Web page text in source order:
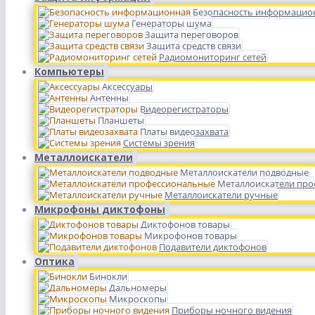
Безопасность
Генераторы шума
Защита переговоров
Защита средств связи
Радиомониторинг сетей
Компьютеры
Аксессуары
Антенны
Видеорегистраторы
Планшеты
Платы видеозахвата
Системы зрения
Металлоискатели
Металлоискатели подводные
Металлоискатели
Металлоискатели ручные
Микрофоны диктофоны
Диктофонов товары
Микрофонов товары
Подавители диктофонов
Оптика
Бинокли
Дальномеры
Микроскопы
Приборы ночного видения